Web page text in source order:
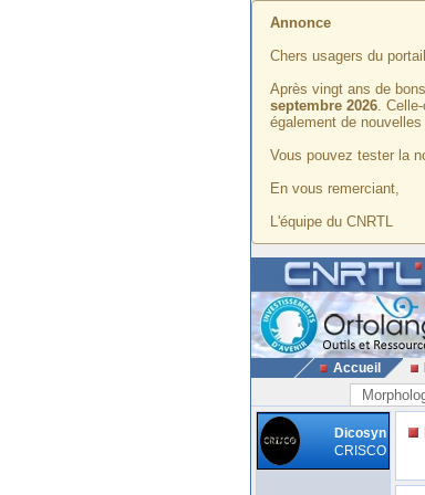
Annonce
Chers usagers du
Après vingt ans de
septembre 2026.
également de
Vous pouvez tester la
En vous remerciant,
L'équipe du CNRTL
Accueil
Dicosyn
CRISCO